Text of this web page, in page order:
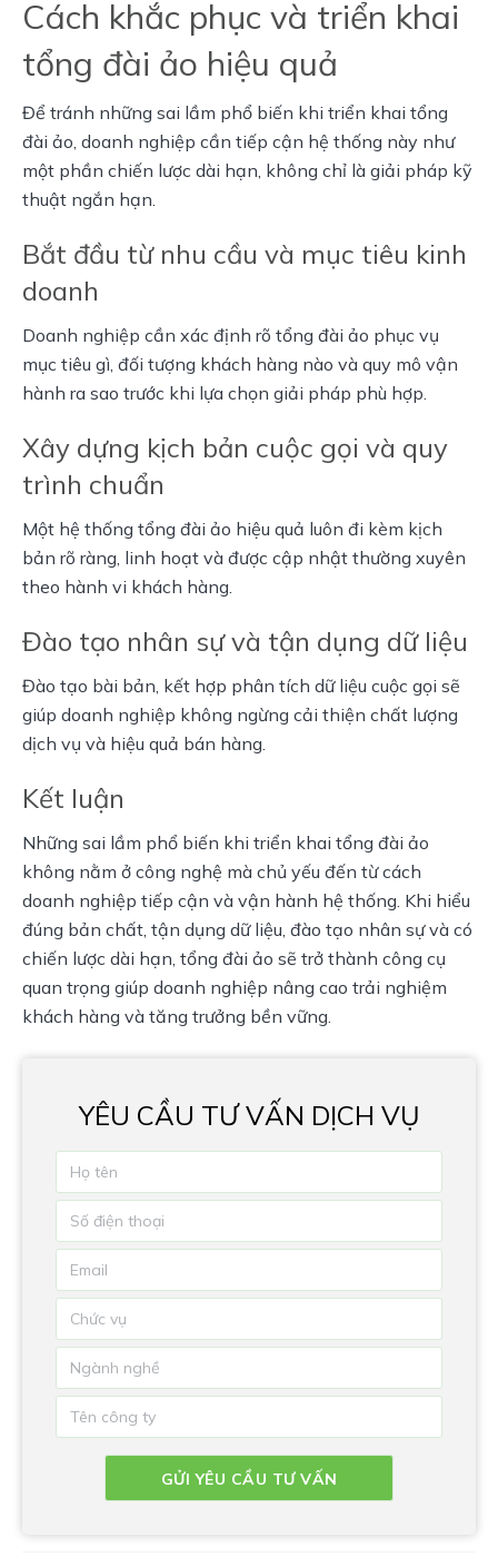
Cách khắc phục và triển khai
tổng đài ảo hiệu quả
Để tránh những sai lầm phổ biến khi triển khai tổng
đài ảo, doanh nghiệp cần tiếp cận hệ thống này như
một phần chiến lược dài hạn, không chỉ là giải pháp kỹ
thuật ngắn hạn.
Bắt đầu từ nhu cầu và mục tiêu kinh
doanh
Doanh nghiệp cần xác định rõ tổng đài ảo phục vụ
mục tiêu gì, đối tượng khách hàng nào và quy mô vận
hành ra sao trước khi lựa chọn giải pháp phù hợp.
Xây dựng kịch bản cuộc gọi và quy
trình chuẩn
Một hệ thống tổng đài ảo hiệu quả luôn đi kèm kịch
bản rõ ràng, linh hoạt và được cập nhật thường xuyên
theo hành vi khách hàng.
Đào tạo nhân sự và tận dụng dữ liệu
Đào tạo bài bản, kết hợp phân tích dữ liệu cuộc gọi sẽ
giúp doanh nghiệp không ngừng cải thiện chất lượng
dịch vụ và hiệu quả bán hàng.
Kết luận
Những sai lầm phổ biến khi triển khai tổng đài ảo
không nằm ở công nghệ mà chủ yếu đến từ cách
doanh nghiệp tiếp cận và vận hành hệ thống. Khi hiểu
đúng bản chất, tận dụng dữ liệu, đào tạo nhân sự và có
chiến lược dài hạn, tổng đài ảo sẽ trở thành công cụ
quan trọng giúp doanh nghiệp nâng cao trải nghiệm
khách hàng và tăng trưởng bền vững.
YÊU CẦU TƯ VẤN DỊCH VỤ